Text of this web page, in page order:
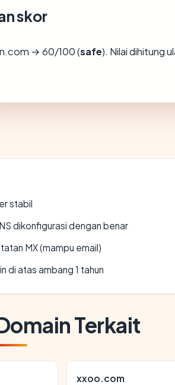
skor
→ 60/100 (safe). Nilai dihitung
stabil
dikonfigurasi dengan benar
MX (mampu email)
di atas ambang 1 tahun
Terkait
xxoo.com